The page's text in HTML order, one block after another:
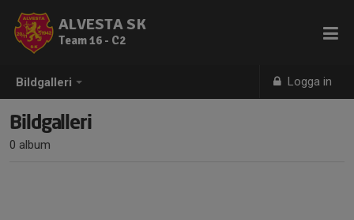
Bildgalleri Logga in
ALVESTA SK
Team 16 - C2
Bildgalleri
0 album